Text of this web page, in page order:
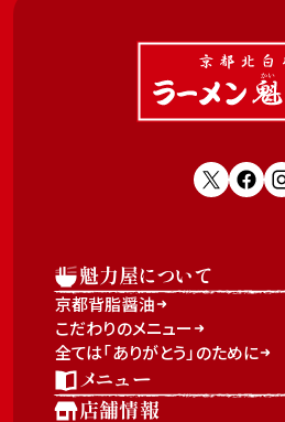
魁力屋について
京都背脂醤油
こだわりのメニュー
全ては「ありがとう」のために
メニュー
店舗情報